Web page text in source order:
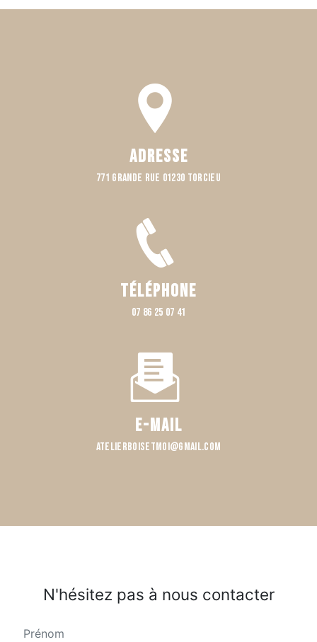
Adresse
771 Grande rue 01230 TORCIEU
Téléphone
07 86 25 07 41
E-mail
atelierboisetmoi@gmail.com
N'hésitez pas à nous contacter